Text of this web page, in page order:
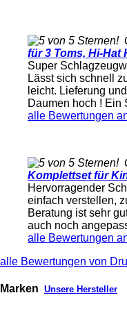
für 3 Toms, Hi-Hat
Super
Lässt sich schnell
leicht. Lieferung
Daumen hoch ! Ein
alle Bewertungen
Komplettset für
Hervorragender
einfach verstellen,
Beratung ist sehr
auch noch
alle Bewertungen
alle Bewertungen von
Marken Unsere Hersteller